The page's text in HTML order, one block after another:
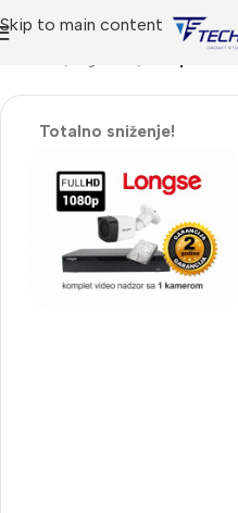
Skip to main content
Totalno sniženje!